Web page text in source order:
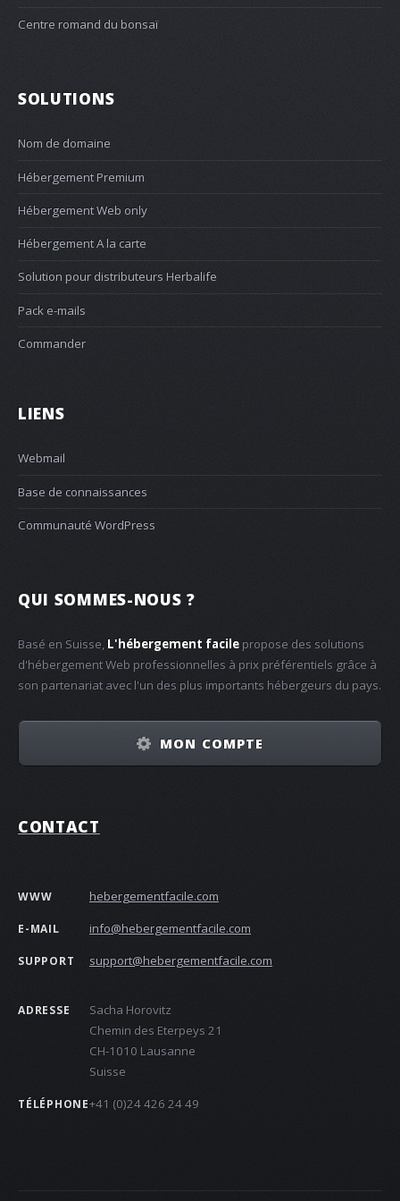
Centre romand du bonsaï
SOLUTIONS
Nom de domaine
Hébergement Premium
Hébergement Web only
Hébergement A la carte
Solution pour distributeurs Herbalife
Pack e-mails
Commander
LIENS
Webmail
Base de connaissances
Communauté WordPress
QUI SOMMES-NOUS ?
Basé en Suisse, L'hébergement facile propose des solutions
d'hébergement Web professionnelles à prix préférentiels grâce à
son partenariat avec l'un des plus importants hébergeurs du pays.
MON COMPTE
CONTACT
WWW hebergementfacile.com
E-MAIL info@hebergementfacile.com
SUPPORT support@hebergementfacile.com
ADRESSE
Sacha Horovitz
Chemin des Eterpeys 21
CH-1010 Lausanne
Suisse
TÉLÉPHONE+41 (0)24 426 24 49